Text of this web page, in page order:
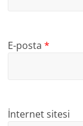
E-posta*
İnternet sitesi